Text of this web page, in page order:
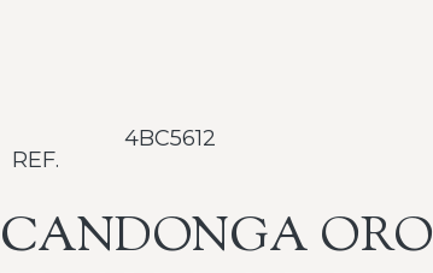
REF.
4BC5612
CANDONGA ORO